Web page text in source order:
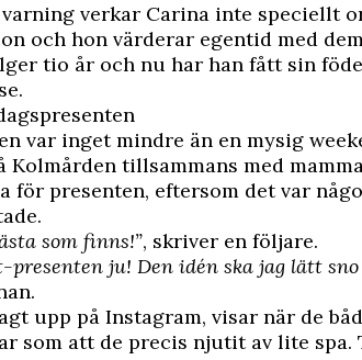
verkar Carina inte speciellt
och hon värderar egentid med
tio år och nu har han fått sin
var inget mindre än en mysig
tillsammans med
för presenten, eftersom det var
som finns!”, skriver en följare.
presenten ju! Den idén ska jag lätt
upp på Instagram, visar när de
som att de precis njutit av lite